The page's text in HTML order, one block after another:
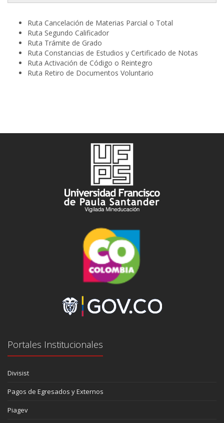
Ruta Cancelación de Materias Parcial o Total
Ruta Segundo Calificador
Ruta Trámite de Grado
Ruta Constancias de Estudios y Certificado de Notas
Ruta Activación de Código o Reintegro
Ruta Retiro de Documentos Voluntario
Portales Institucionales
Divisist
Pagos de Egresados y Externos
Piagev